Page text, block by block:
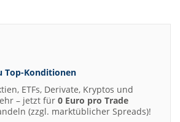
Top-Konditionen
ETFs, Derivate, Kryptos und
– jetzt für 0 Euro pro Trade
(zzgl. marktüblicher Spreads)!